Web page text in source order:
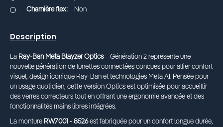
Non
Description
La Ray-Ban Meta Blayzer Optics– Génération 2 représente une
nouvelle génération de lunettes connectées conçues pour allier confort
visuel, design iconique Ray-Ban et technologies Meta AI. Pensée pour
un usage quotidien, cette version Optics est optimisée pour accueillir
des verres correcteurs tout en offrant une ergonomie avancée et des
fonctionnalités mains libres intégrées.
La monture RW7001 - 8526est fabriquée pour un confort longue durée,